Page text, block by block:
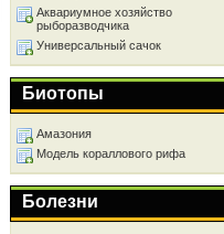
Аквариумное хозяйство
рыборазводчика
Универсальный сачок
Биотопы
Амазония
Модель кораллового рифа
Болезни